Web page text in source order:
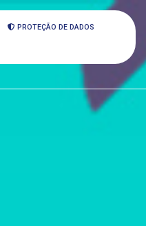
PROTEÇÃO DE DADOS